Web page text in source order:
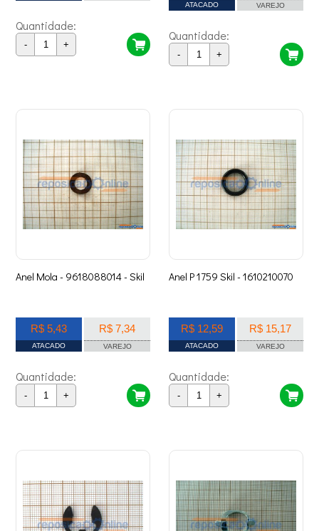
Quantidade:
- +
ATACADO VAREJO
Quantidade:
- +
Anel Mola - 9618088014 - Skil
R$ 5,43
ATACADO
R$ 7,34
VAREJO
Quantidade:
- +
Anel P 1759 Skil - 1610210070
R$ 12,59
ATACADO
R$ 15,17
VAREJO
Quantidade:
- +